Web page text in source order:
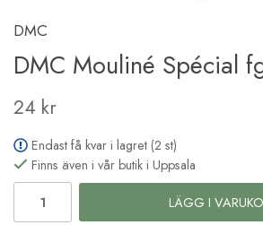
DMC
DMC Mouliné Spécial
24 kr
Endast få kvar i lagret (2 st)
Finns även i vår butik i Uppsala
LÄGG I